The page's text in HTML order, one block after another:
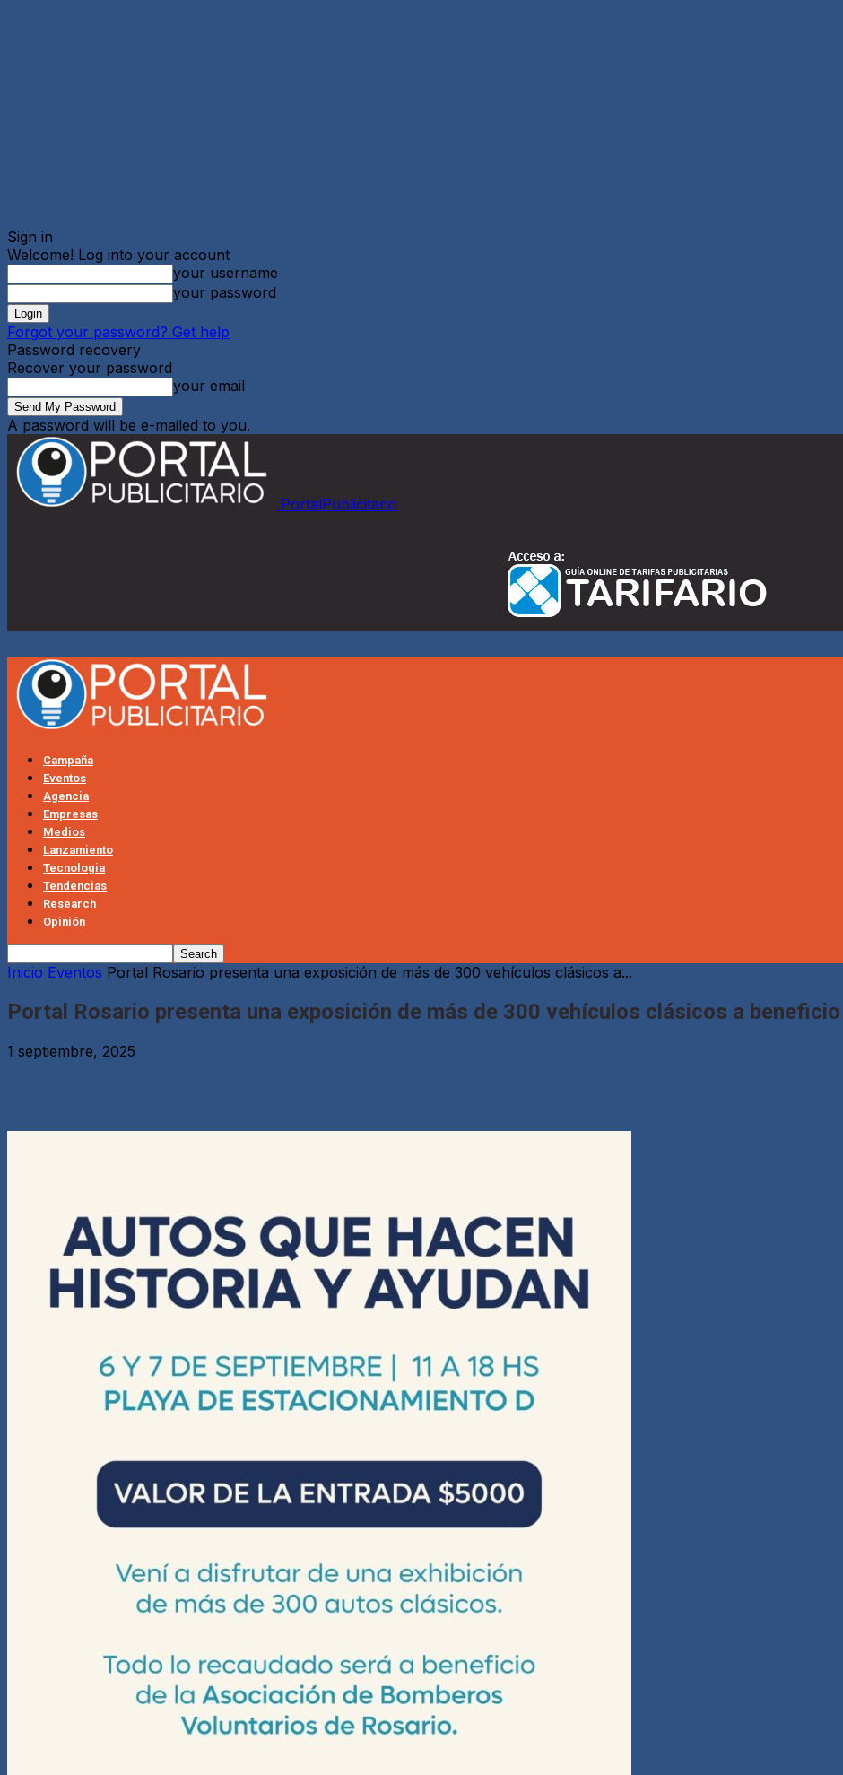
Sign in
Welcome! Log into your account
your username
your password
Forgot your password? Get help
Password recovery
Recover your password
your email
A password will be e-mailed to you.
PortalPublicitario
Campaña
Eventos
Agencia
Empresas
Medios
Lanzamiento
Tecnologia
Tendencias
Research
Opinión
Inicio Eventos Portal Rosario presenta una exposición de más de 300 vehículos clásicos a...
Portal Rosario presenta una exposición de más de 300 vehículos clásicos a
1 septiembre, 2025